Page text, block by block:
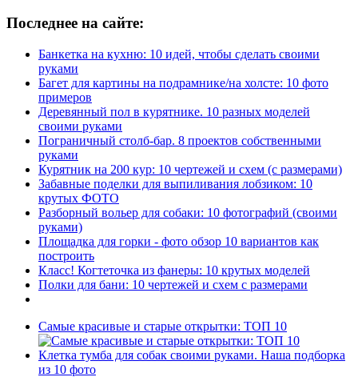
Последнее на сайте:
Банкетка на кухню: 10 идей, чтобы сделать своими
руками
Багет для картины на подрамнике/на холсте: 10 фото
примеров
Деревянный пол в курятнике. 10 разных моделей
своими руками
Пограничный столб-бар. 8 проектов собственными
руками
Курятник на 200 кур: 10 чертежей и схем (с размерами)
Забавные поделки для выпиливания лобзиком: 10
крутых ФОТО
Разборный вольер для собаки: 10 фотографий (своими
руками)
Площадка для горки - фото обзор 10 вариантов как
построить
Класс! Когтеточка из фанеры: 10 крутых моделей
Полки для бани: 10 чертежей и схем с размерами
Самые красивые и старые открытки: ТОП 10
Клетка тумба для собак своими руками. Наша подборка
из 10 фото